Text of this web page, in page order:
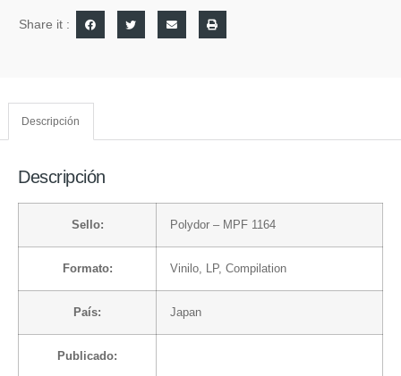
Share it :
Descripción
Descripción
Sello: Polydor – MPF 1164
Formato: Vinilo, LP, Compilation
País: Japan
Publicado: